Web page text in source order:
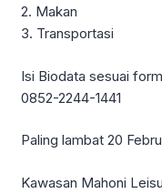
2. Makan
3. Transportasi
Isi Biodata sesuai
0852-2244-1441
Paling lambat 20
Kawasan Mahoni